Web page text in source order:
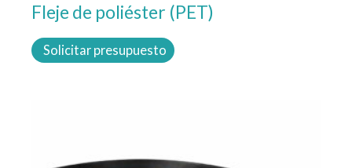
Fleje de poliéster (PET)
Solicitar presupuesto